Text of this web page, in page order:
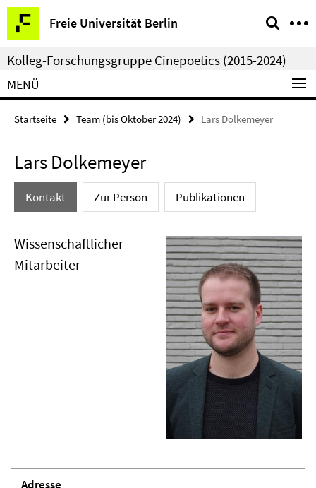
Springe
direkt
zu
Inhalt
Freie Universität Berlin
Service-
Navigation
Kolleg-Forschungsgruppe Cinepoetics (2015-2024)
MENÜ
Startseite Team (bis Oktober 2024) Lars Dolkemeyer
Lars Dolkemeyer
Kontakt Zur Person Publikationen
Wissenschaftlicher
Mitarbeiter
Adresse